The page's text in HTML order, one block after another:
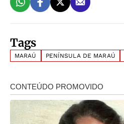
Tags
MARAÚ PENÍNSULA DE MARAÚ